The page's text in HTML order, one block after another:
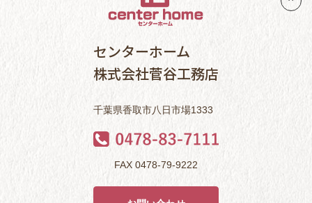
センターホーム
株式会社菅谷工務店
千葉県香取市八日市場1333
FAX 0478-79-9222